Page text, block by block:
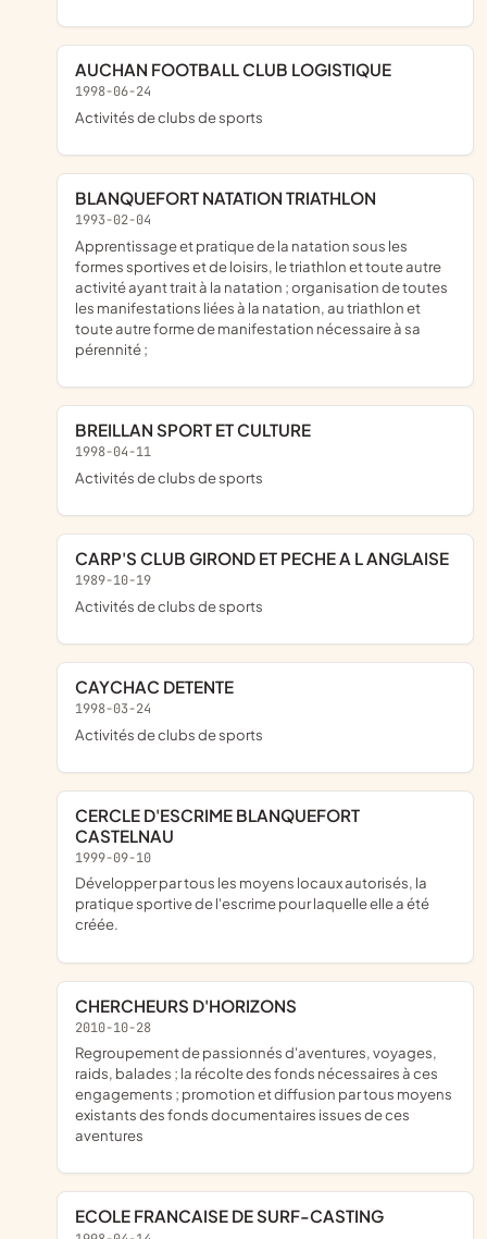
AUCHAN FOOTBALL CLUB LOGISTIQUE
1998-06-24
Activités de clubs de sports
BLANQUEFORT NATATION TRIATHLON
1993-02-04
apprentissage et pratique de la natation sous les
formes sportives et de loisirs, le triathlon et toute autre
activité ayant trait à la natation ; organisation de toutes
les manifestations liées à la natation, au triathlon et
toute autre forme de manifestation nécessaire à sa
pérennité ;
BREILLAN SPORT ET CULTURE
1998-04-11
Activités de clubs de sports
CARP'S CLUB GIROND ET PECHE A L ANGLAISE
1989-10-19
Activités de clubs de sports
CAYCHAC DETENTE
1998-03-24
Activités de clubs de sports
CERCLE D'ESCRIME BLANQUEFORT
CASTELNAU
1999-09-10
Développer par tous les moyens locaux autorisés, la
pratique sportive de l'escrime pour laquelle elle a été
créée.
CHERCHEURS D'HORIZONS
2010-10-28
regroupement de passionnés d'aventures, voyages,
raids, balades ; la récolte des fonds nécessaires à ces
engagements ; promotion et diffusion par tous moyens
existants des fonds documentaires issues de ces
aventures
ECOLE FRANCAISE DE SURF-CASTING